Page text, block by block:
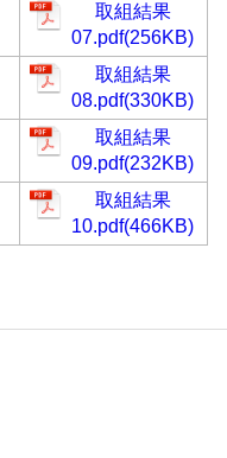
取組結果
07.pdf(256KB)
取組結果
08.pdf(330KB)
取組結果
09.pdf(232KB)
取組結果
10.pdf(466KB)